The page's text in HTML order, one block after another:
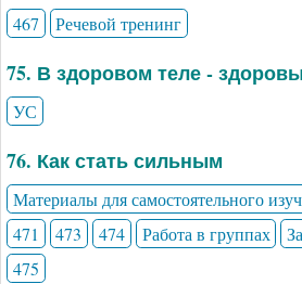
467 Речевой тренинг
75. В здоровом теле -
УС
76. Как стать сильным
Материалы для самостоятельного
471
473 474 Работа в группах
475